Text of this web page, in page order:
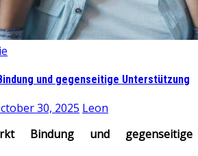
und gegenseitige Unterstützung
30, 2025 Leon
Bindung und gegenseitige